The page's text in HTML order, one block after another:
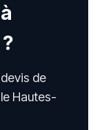
de
Hautes-